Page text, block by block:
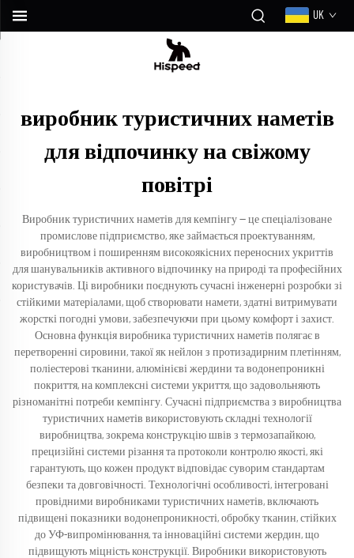
UK
виробник туристичних наметів
для відпочинку на свіжому
повітрі
Виробник туристичних наметів для кемпінгу — це спеціалізоване
промислове підприємство, яке займається проектуванням,
виробництвом і поширенням високоякісних переносних укриттів
для шанувальників активного відпочинку на природі та професійних
користувачів. Ці виробники поєднують сучасні інженерні розробки зі
стійкими матеріалами, щоб створювати намети, здатні витримувати
жорсткі погодні умови, забезпечуючи при цьому комфорт і захист.
Основна функція виробника туристичних наметів полягає в
перетворенні сировини, такої як нейлон з протизадирним плетінням,
поліестерові тканини, алюмінієві жердини та водонепроникні
покриття, на комплексні системи укриття, що задовольняють
різноманітні потреби кемпінгу. Сучасні підприємства з виробництва
туристичних наметів використовують складні технології
виробництва, зокрема конструкцію швів з термозапайкою,
прецизійні системи різання та протоколи контролю якості, які
гарантують, що кожен продукт відповідає суворим стандартам
безпеки та довговічності. Технологічні особливості, інтегровані
провідними виробниками туристичних наметів, включають
підвищені показники водонепроникності, обробку тканин, стійких
до УФ-випромінювання, та інноваційні системи жердин, що
підвищують міцність конструкції. Виробники використовують